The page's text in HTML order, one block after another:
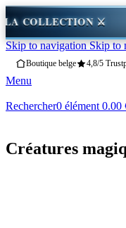
LA COLLECTION ⚔
Skip to navigationSkip to
Boutique belge 4,8/5
Menu
Rechercher0 élément 0.00
Créatures